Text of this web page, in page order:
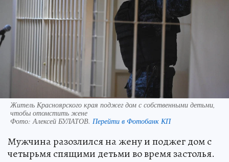
Житель Красноярского края поджег дом с собственными детьми,
чтобы отомстить жене
Фото:Алексей БУЛАТОВ. Перейти в Фотобанк КП
Мужчина разозлился на жену и поджег дом с
четырьмя спящими детьми во время застолья.